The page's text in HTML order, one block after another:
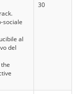
sociale
al
del
30